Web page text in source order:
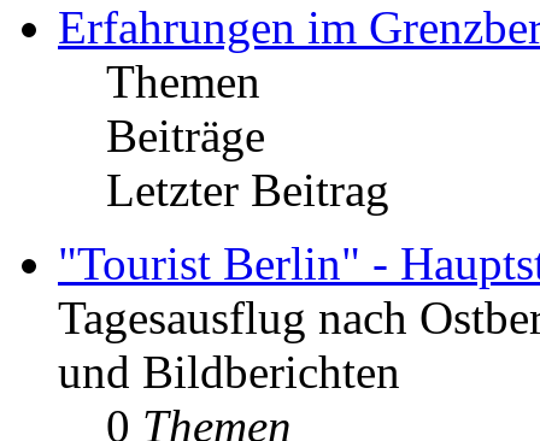
Erfahrungen im
Themen
Beiträge
Letzter Beitrag
"Tourist Berlin" -
Tagesausflug nach
und Bildberichten
0 Themen